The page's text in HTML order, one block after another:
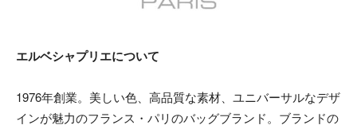
エルベシャプリエについて
1976年創業。美しい色、高品質な素材、ユニバーサルなデザ
インが魅力のフランス・パリのバッグブランド。ブランドの